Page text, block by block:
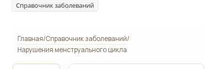
Справочник заболеваний
Главная/Справочник заболеваний/
Нарушения менструального цикла